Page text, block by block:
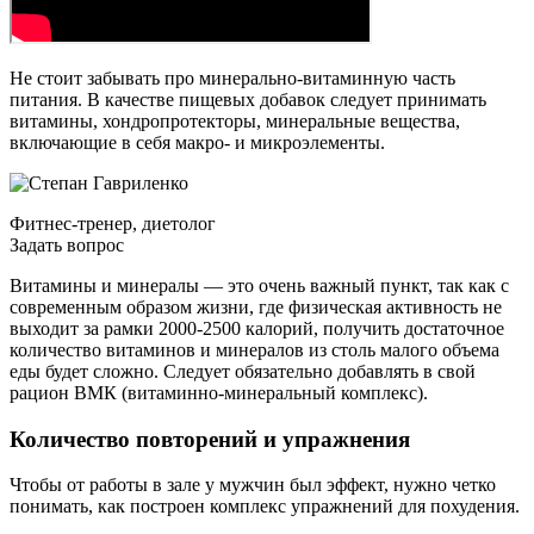
Не стоит забывать про минерально-витаминную часть
питания. В качестве пищевых добавок следует принимать
витамины, хондропротекторы, минеральные вещества,
включающие в себя макро- и микроэлементы.
Фитнес-тренер, диетолог
Задать вопрос
Витамины и минералы — это очень важный пункт, так как с
современным образом жизни, где физическая активность не
выходит за рамки 2000-2500 калорий, получить достаточное
количество витаминов и минералов из столь малого объема
еды будет сложно. Следует обязательно добавлять в свой
рацион ВМК (витаминно-минеральный комплекс).
Количество повторений и упражнения
Чтобы от работы в зале у мужчин был эффект, нужно четко
понимать, как построен комплекс упражнений для похудения.